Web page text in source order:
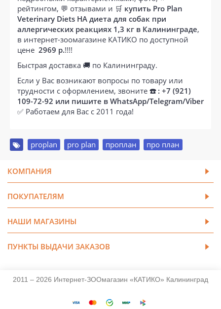
рейтингом, 💬 отзывами и 🛒 купить Pro Plan
Veterinary Diets HA диета для собак при
аллергических реакциях 1,3 кг в Калининграде,
в интернет-зоомагазине КАТИКО по доступной
цене 2969 р.!!!!
Быстрая доставка 🚚 по Калининграду.
Если у Вас возникают вопросы по товару или
трудности с оформлением, звоните ☎️ : +7 (921)
109-72-92 или пишите в WhatsApp/Telegram/Viber
✅ Работаем для Вас с 2011 года!
proplan pro plan проплан про план
КОМПАНИЯ
ПОКУПАТЕЛЯМ
НАШИ МАГАЗИНЫ
ПУНКТЫ ВЫДАЧИ ЗАКАЗОВ
2011 – 2026 Интернет-ЗООмагазин «КАТИКО» Калининград